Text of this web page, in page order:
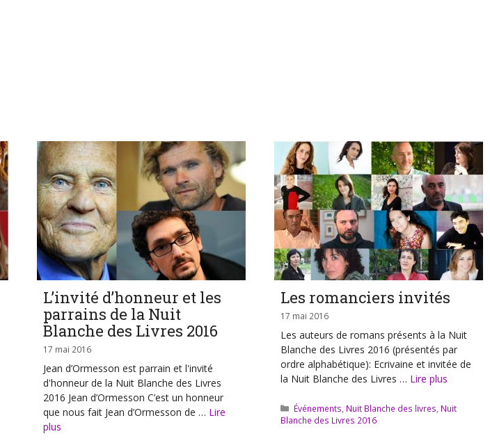
L’invité d’honneur et les
parrains de la Nuit
Blanche des Livres 2016
17 mai 2016
Jean d’Ormesson est parrain et l'invité
d'honneur de la Nuit Blanche des Livres
2016 Jean d’Ormesson C’est un honneur
que nous fait Jean d’Ormesson de … Lire
plus
Les romanciers invités
17 mai 2016
Les auteurs de romans présents à la Nuit
Blanche des Livres 2016 (présentés par
ordre alphabétique): Ecrivaine et invitée de
la Nuit Blanche des Livres … Lire plus
Catégories
Événements Nuit Blanche des livres Nuit
Blanche des Livres 2016